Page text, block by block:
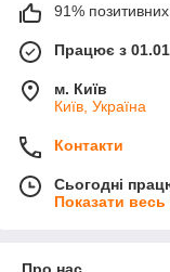
91% позитивних
Працює з
м. Київ
Київ, Україна
Контакти
Сьогодні
Показати
Про нас